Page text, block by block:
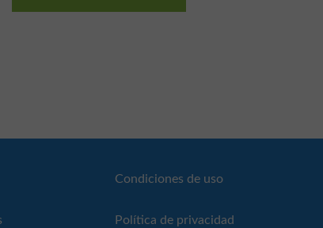
Condiciones de uso
Política de privacidad